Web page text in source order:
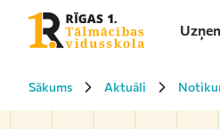
Sākums Aktuāli